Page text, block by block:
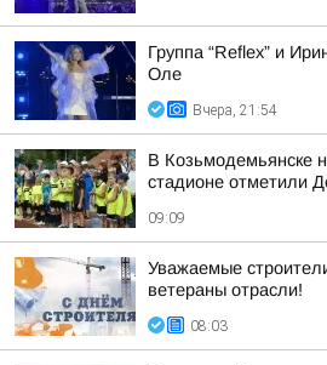
Группа “Reflex” и
Оле
Вчера, 21:54
В Козьмодемьянске
стадионе отметили
09:09
Уважаемые
ветераны отрасли!
08:03